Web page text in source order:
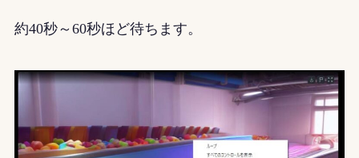
約40秒～60秒ほど待ちます。